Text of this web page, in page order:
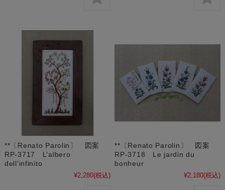
**〔Renato Parolin〕 図案
RP-3717 L’albero
dell’infinito
¥2,280(税込)
**〔Renato Parolin〕 図案
RP-3718 Le jardin du
bonheur
¥2,180(税込)